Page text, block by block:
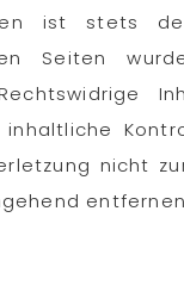
ist stets
Seiten
inhaltliche
nicht